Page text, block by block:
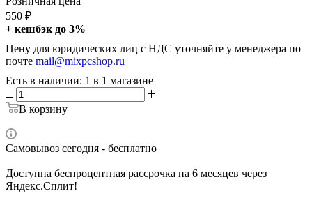
550 ₽
+ кешбэк до 3%
Цену для юридических лиц с НДС уточняйте у менеджера по
почте mail@mixpcshop.ru
Есть в наличии: 1 в 1 магазине
В корзину
Самовывоз сегодня - бесплатно
Доступна беспроцентная рассрочка на 6 месяцев через
Яндекс.Сплит!